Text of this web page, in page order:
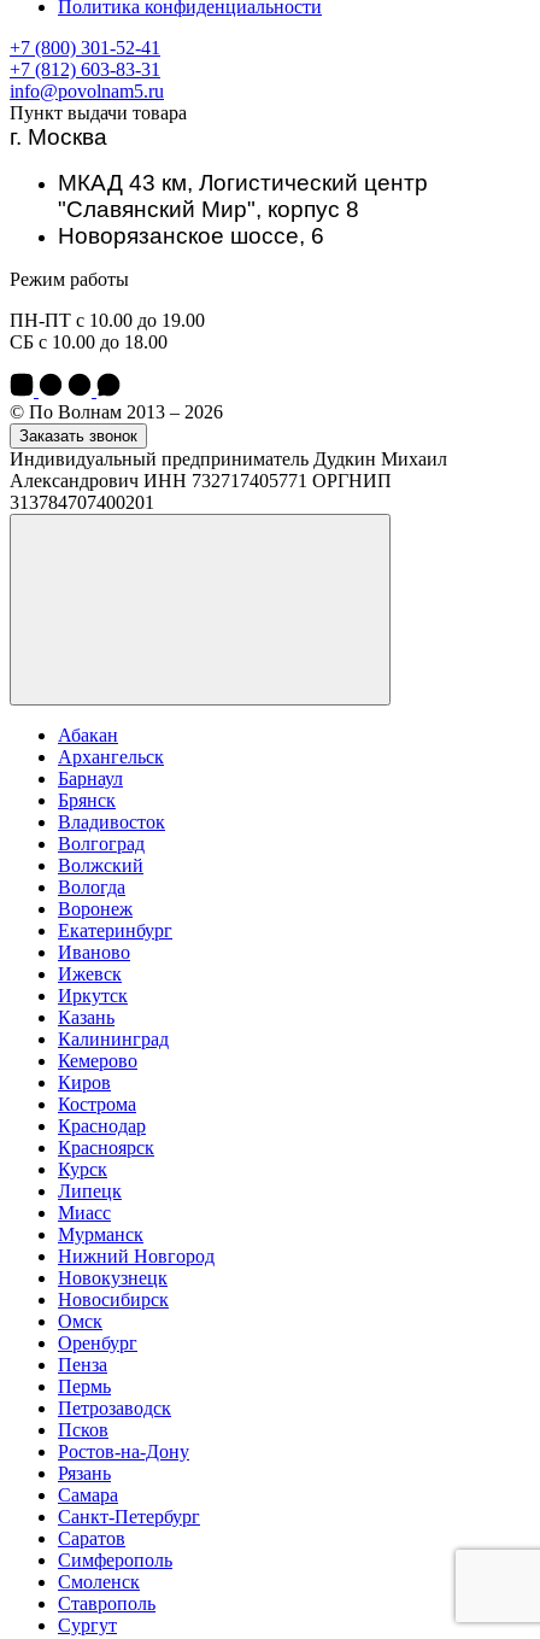
Политика конфиденциальности
+7 (800) 301-52-41
+7 (812) 603-83-31
info@povolnam5.ru
Пункт выдачи товара
г. Москва
МКАД 43 км, Логистический центр
"Славянский Мир", корпус 8
Новорязанское шоссе, 6
Режим работы
ПН-ПТ с 10.00 до 19.00
СБ с 10.00 до 18.00
© По Волнам 2013 – 2026
Заказать звонок
Индивидуальный предприниматель Дудкин Михаил
Александрович ИНН 732717405771 ОРГНИП
313784707400201
Абакан
Архангельск
Барнаул
Брянск
Владивосток
Волгоград
Волжский
Вологда
Воронеж
Екатеринбург
Иваново
Ижевск
Иркутск
Казань
Калининград
Кемерово
Киров
Кострома
Краснодар
Красноярск
Курск
Липецк
Миасс
Мурманск
Нижний Новгород
Новокузнецк
Новосибирск
Омск
Оренбург
Пенза
Пермь
Петрозаводск
Псков
Ростов-на-Дону
Рязань
Самара
Санкт-Петербург
Саратов
Симферополь
Смоленск
Ставрополь
Сургут